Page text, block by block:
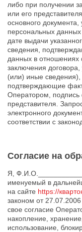
либо при получении
или его
основного
персональных
дате выдачи
сведения,
данных в отношениях
заключения
(или) иные
подтверждающие
Оператором, подпись
представителя.
электронного
соответствии с
Согласие на
Я,
именуемый в
на сайте https://
законом от
свое согласие
накопление,
использование,